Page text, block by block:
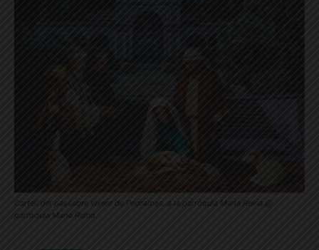
Cartell del passebre vivent de Pedralbes, a la parròquia Maria Reina @
parròquia Maria Reina